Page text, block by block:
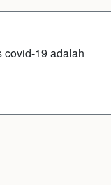
19 adalah